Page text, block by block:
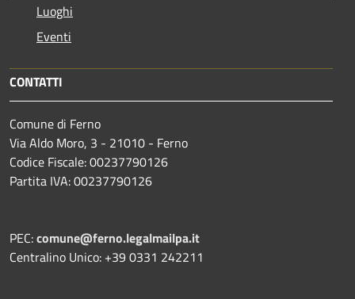
Luoghi
Eventi
CONTATTI
Comune di Ferno
Via Aldo Moro, 3 - 21010 - Ferno
Codice Fiscale: 00237790126
Partita IVA: 00237790126
PEC:comune@ferno.legalmailpa.it
Centralino Unico: +39 0331 242211